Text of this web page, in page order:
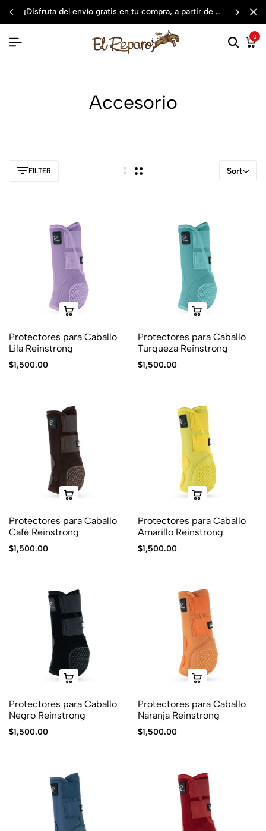
¡disfruta del envío gratis en tu compra, a partir de $3,000 mxn
0
Accesorio
FILTER Sort
Protectores para Caballo
Lila Reinstrong
$1,500.00
Protectores para Caballo
Turqueza Reinstrong
$1,500.00
Protectores para Caballo
Café Reinstrong
$1,500.00
Protectores para Caballo
Amarillo Reinstrong
$1,500.00
Protectores para Caballo
Negro Reinstrong
$1,500.00
Protectores para Caballo
Naranja Reinstrong
$1,500.00